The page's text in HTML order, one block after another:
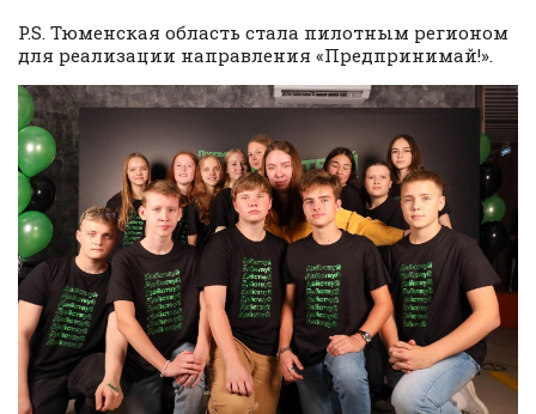
P.S. Тюменская область стала пилотным регионом
для реализации направления «Предпринимай!».